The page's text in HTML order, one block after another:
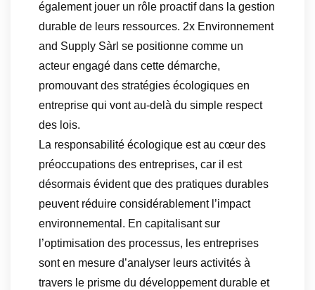
également jouer un rôle proactif dans la gestion
durable de leurs ressources. 2x Environnement
and Supply Sàrl se positionne comme un
acteur engagé dans cette démarche,
promouvant des stratégies écologiques en
entreprise qui vont au-delà du simple respect
des lois.
La responsabilité écologique est au cœur des
préoccupations des entreprises, car il est
désormais évident que des pratiques durables
peuvent réduire considérablement l’impact
environnemental. En capitalisant sur
l’optimisation des processus, les entreprises
sont en mesure d’analyser leurs activités à
travers le prisme du développement durable et